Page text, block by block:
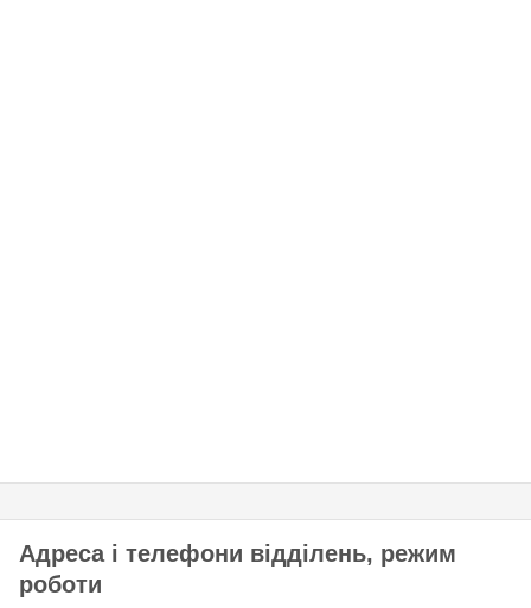
Адреса і телефони відділень, режим
роботи